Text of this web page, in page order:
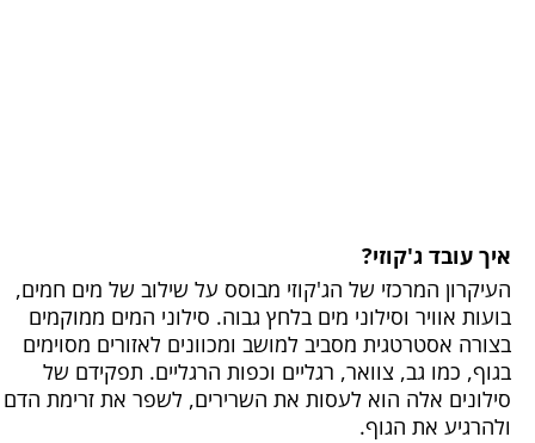
איך עובד ג'קוזי?
העיקרון המרכזי של הג'קוזי מבוסס על שילוב של מים חמים,
בועות אוויר וסילוני מים בלחץ גבוה. סילוני המים ממוקמים
בצורה אסטרטגית מסביב למושב ומכוונים לאזורים מסוימים
בגוף, כמו גב, צוואר, רגליים וכפות הרגליים. תפקידם של
סילונים אלה הוא לעסות את השרירים, לשפר את זרימת הדם
ולהרגיע את הגוף.